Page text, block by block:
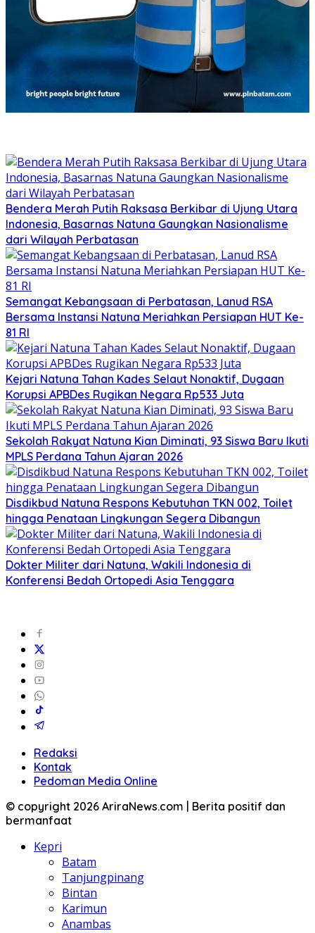
Bendera Merah Putih Raksasa Berkibar di Ujung Utara
Indonesia, Basarnas Natuna Gaungkan Nasionalisme
dari Wilayah Perbatasan
Semangat Kebangsaan di Perbatasan, Lanud RSA
Bersama Instansi Natuna Meriahkan Persiapan HUT Ke-
81 RI
Kejari Natuna Tahan Kades Selaut Nonaktif, Dugaan
Korupsi APBDes Rugikan Negara Rp533 Juta
Sekolah Rakyat Natuna Kian Diminati, 93 Siswa Baru Ikuti
MPLS Perdana Tahun Ajaran 2026
Disdikbud Natuna Respons Kebutuhan TKN 002, Toilet
hingga Penataan Lingkungan Segera Dibangun
Dokter Militer dari Natuna, Wakili Indonesia di
Konferensi Bedah Ortopedi Asia Tenggara
Redaksi
Kontak
Pedoman Media Online
© copyright 2026 AriraNews.com | Berita positif dan
bermanfaat
Kepri
Batam
Tanjungpinang
Bintan
Karimun
Anambas